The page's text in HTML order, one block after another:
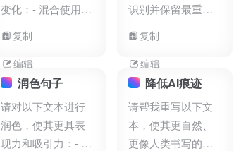
变化：- 混合使用长
句、复合句和复杂
句- 调整段落长度以
创造自然的阅读节
奏- 在适当位置使用
修辞问句或感叹句-
避免连续使用相同
复制
编辑
识别并保留最重要
或多余的表述- 合并
相似的观点- 去除无
关紧要的细节- 减少
修饰性词语的过度
使用- 确保每个句子
都有明确的目的
复制
编辑
润色句子
请对以下文本进行
润色，使其更具表
现力和吸引力：- 改
降低AI痕迹
请帮我重写以下文
本，使其更自然、
更像人类书写的内